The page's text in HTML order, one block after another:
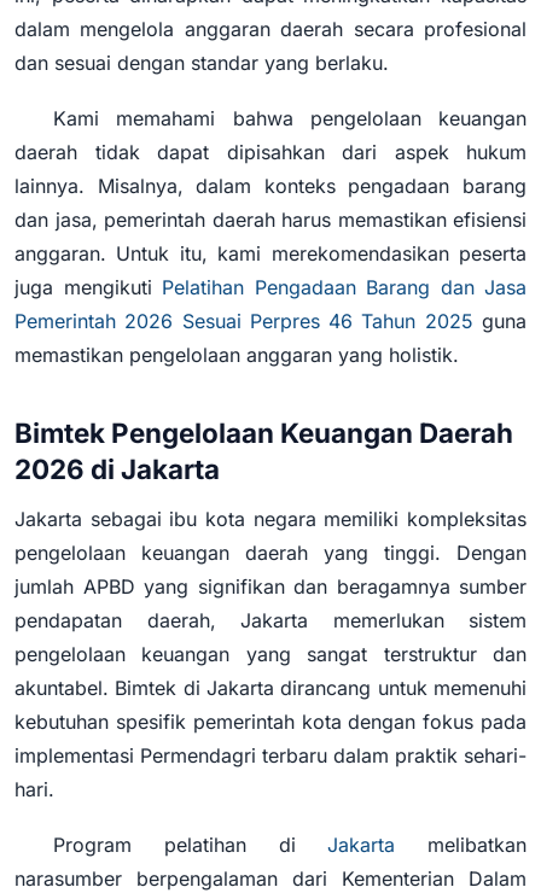
dalam mengelola anggaran daerah secara profesional
dan sesuai dengan standar yang berlaku.
Kami memahami bahwa pengelolaan keuangan
daerah tidak dapat dipisahkan dari aspek hukum
lainnya. Misalnya, dalam konteks pengadaan barang
dan jasa, pemerintah daerah harus memastikan efisiensi
anggaran. Untuk itu, kami merekomendasikan peserta
juga mengikuti Pelatihan Pengadaan Barang dan Jasa
Pemerintah 2026 Sesuai Perpres 46 Tahun 2025 guna
memastikan pengelolaan anggaran yang holistik.
Bimtek Pengelolaan Keuangan Daerah
2026 di Jakarta
Jakarta sebagai ibu kota negara memiliki kompleksitas
pengelolaan keuangan daerah yang tinggi. Dengan
jumlah APBD yang signifikan dan beragamnya sumber
pendapatan daerah, Jakarta memerlukan sistem
pengelolaan keuangan yang sangat terstruktur dan
akuntabel. Bimtek di Jakarta dirancang untuk memenuhi
kebutuhan spesifik pemerintah kota dengan fokus pada
implementasi Permendagri terbaru dalam praktik sehari-
hari.
Program pelatihan diJakarta melibatkan
narasumber berpengalaman dari Kementerian Dalam